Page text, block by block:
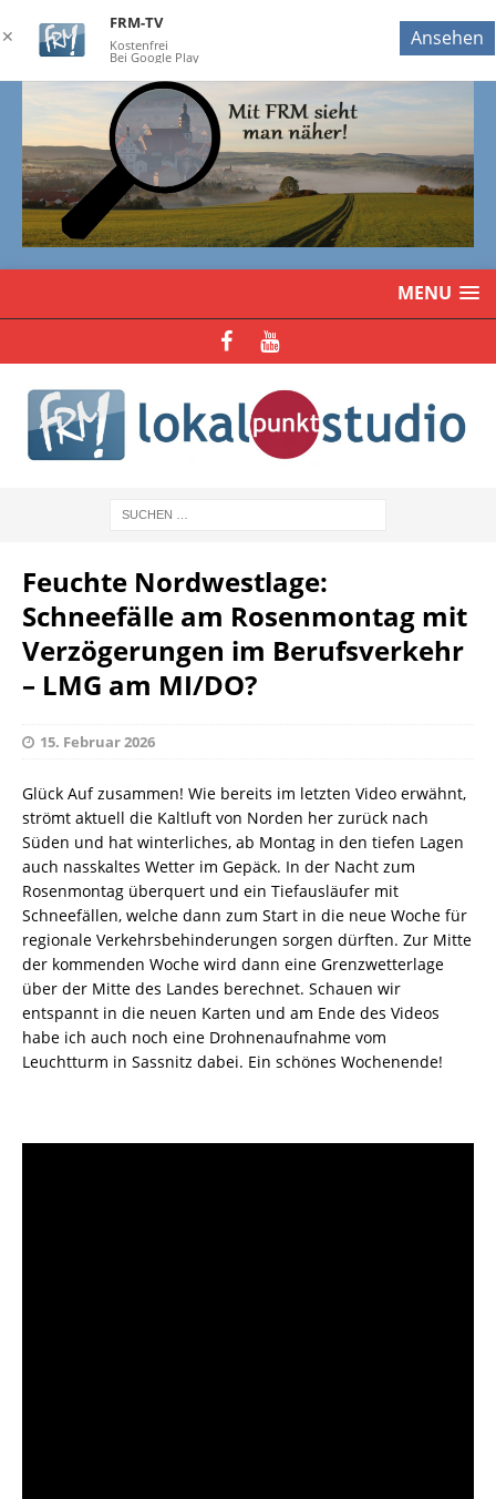
MENU
Feuchte Nordwestlage:
Schneefälle am Rosenmontag mit
Verzögerungen im Berufsverkehr
– LMG am MI/DO?
15. Februar 2026
Glück Auf zusammen! Wie bereits im letzten Video erwähnt,
strömt aktuell die Kaltluft von Norden her zurück nach
Süden und hat winterliches, ab Montag in den tiefen Lagen
auch nasskaltes Wetter im Gepäck. In der Nacht zum
Rosenmontag überquert und ein Tiefausläufer mit
Schneefällen, welche dann zum Start in die neue Woche für
regionale Verkehrsbehinderungen sorgen dürften. Zur Mitte
der kommenden Woche wird dann eine Grenzwetterlage
über der Mitte des Landes berechnet. Schauen wir
entspannt in die neuen Karten und am Ende des Videos
habe ich auch noch eine Drohnenaufnahme vom
Leuchtturm in Sassnitz dabei. Ein schönes Wochenende!
✕
FRM-TV
Kostenfrei
Bei Google Play
Ansehen